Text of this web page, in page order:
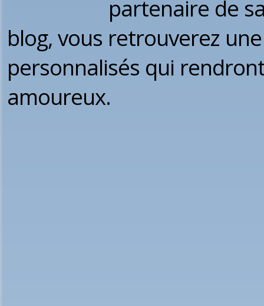
partenaire de
blog, vous retrouverez
personnalisés qui
amoureux.